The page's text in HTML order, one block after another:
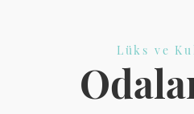
Lüks ve